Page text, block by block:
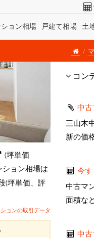
ョン相場 戸建て相場 土
(坪単価
ョン相場は
(坪単価、評
ョンの取引データ
コン
中
三山木
新の価
今
中古マ
面積な
中